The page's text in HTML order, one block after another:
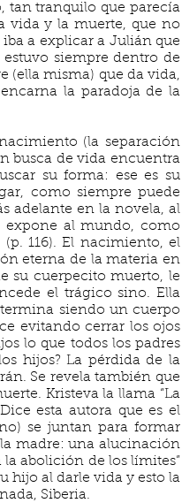
tan tranquilo que parecía
vida y la muerte, que no
a explicar a Julián que
siempre dentro de
(ella misma) que da vida,
la paradoja de la
(la separación
busca de vida encuentra
su forma: ese es su
como siempre puede
adelante en la novela, al
expone al mundo, como
116). El nacimiento, el
eterna de la materia en
su cuerpecito muerto, le
el trágico sino. Ella
siendo un cuerpo
evitando cerrar los ojos
lo que todos los padres
hijos? La pérdida de la
Se revela también que
Kristeva la llama “La
esta autora que es el
se juntan para formar
madre: una alucinación
abolición de los límites”
hijo al darle vida y esto la
Siberia.